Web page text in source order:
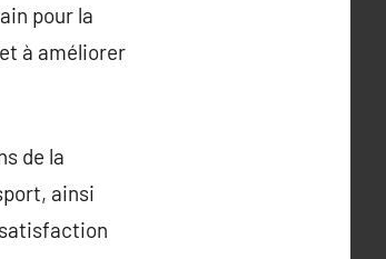
pour la
à améliorer
de la
ainsi